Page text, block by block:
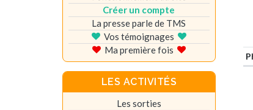
Créer un compte
La presse parle de TMS
Vos témoignages
Ma première fois
LES ACTIVITÉS
Les sorties